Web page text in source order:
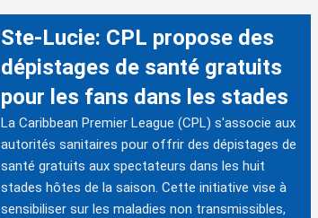
Ste-Lucie: CPL propose des
dépistages de santé gratuits
pour les fans dans les stades
La Caribbean Premier League (CPL) s'associe aux
autorités sanitaires pour offrir des dépistages de
santé gratuits aux spectateurs dans les huit
stades hôtes de la saison. Cette initiative vise à
sensibiliser sur les maladies non transmissibles,